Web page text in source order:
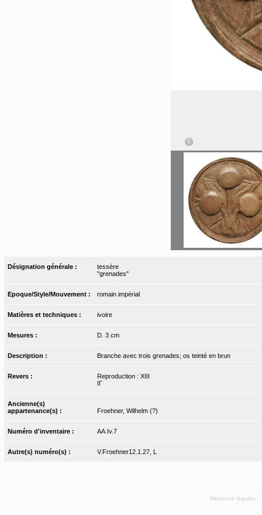
Désignation générale :
tessère
"grenades"
Epoque/Style/Mouvement : romain impérial
Matières et techniques : ivoire
Mesures : D. 3 cm
Description : Branche avec trois grenades; os teinté en brun
Revers :
Reproduction : XIII
IΓ
Ancienne(s)
appartenance(s) :
Froehner, Wilhelm (?)
Numéro d'inventaire : AA.Iv.7
Autre(s) numéro(s) : V.Froehner12.1.27, L
Mentions légales